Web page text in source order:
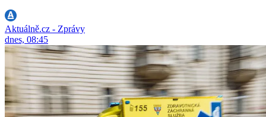
Aktuálně.cz - Zprávy
dnes, 08:45